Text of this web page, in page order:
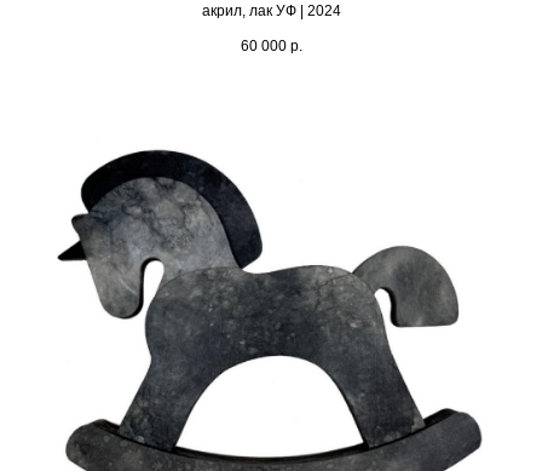
акрил, лак УФ | 2024
60 000 р.